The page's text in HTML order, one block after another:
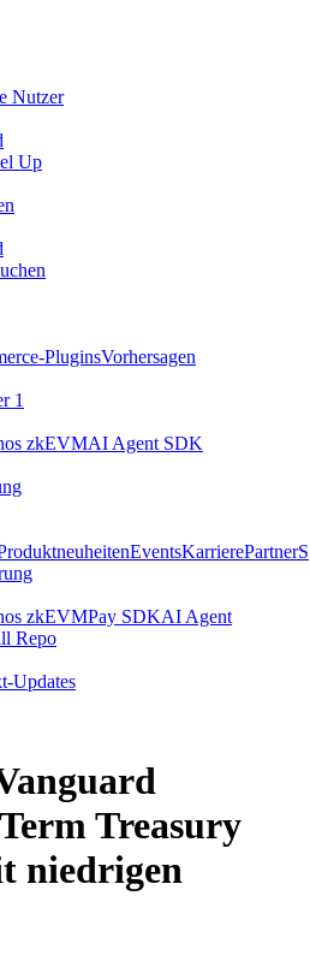
Nutzer
Up
PluginsVorhersagen
1
zkEVMAI Agent SDK
EventsKarrierePartnerS
zkEVMPay SDKAI Agent
Repo
Updates
Treasury
niedrigen